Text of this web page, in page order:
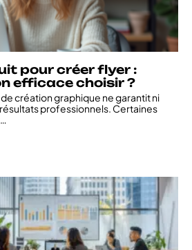
pour créer flyer :
efficace choisir ?
création graphique ne garantit ni
professionnels. Certaines